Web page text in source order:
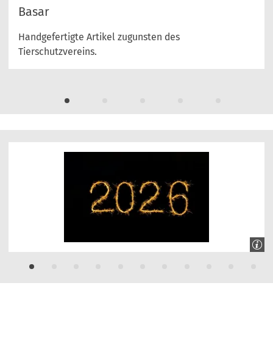
Basar
Handgefertigte Artikel zugunsten des
Tierschutzvereins.